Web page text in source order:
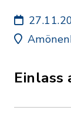
Einlass